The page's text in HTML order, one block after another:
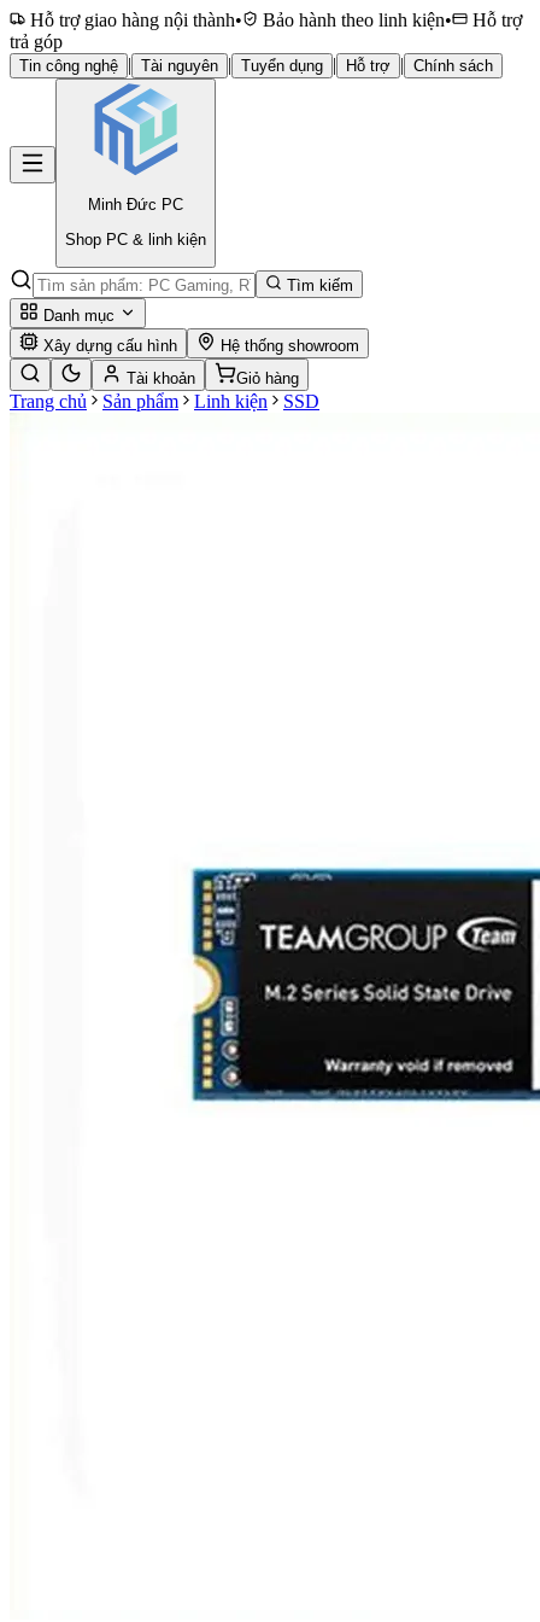
Hỗ trợ giao hàng nội thành• Bảo hành theo linh kiện•
Hỗ trợ
trả góp
Tin công nghệ | Tài nguyên | Tuyển dụng | Hỗ trợ | Chính sách
Minh Đức PC
Shop PC & linh kiện
Tìm kiếm
Danh mục
Xây dựng cấu hình
Hệ thống showroom
Tài khoản
Giỏ hàng
Trang chủ Sản phẩm Linh kiện SSD